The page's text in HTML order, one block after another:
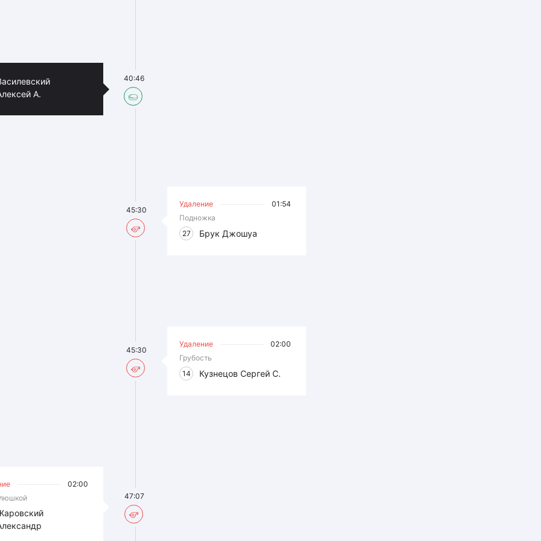
А.
40:46
Удаление
01:54
Подножка
27
Брук Джошуа
45:30
Удаление
02:00
Грубость
14
Кузнецов Сергей С.
45:30
02:00
47:07